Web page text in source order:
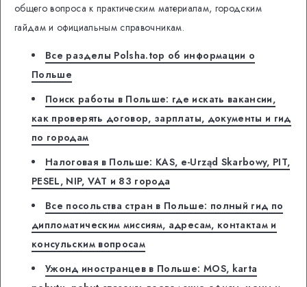
общего вопроса к практическим материалам, городским
гайдам и официальным справочникам.
Все разделы Polsha.top об информации о
Польше
Поиск работы в Польше: где искать вакансии,
как проверять договор, зарплаты, документы и гид
по городам
Налоговая в Польше: KAS, e-Urząd Skarbowy, PIT,
PESEL, NIP, VAT и 83 города
Все посольства стран в Польше: полный гид по
дипломатическим миссиям, адресам, контактам и
консульским вопросам
Ужонд иностранцев в Польше: MOS, karta